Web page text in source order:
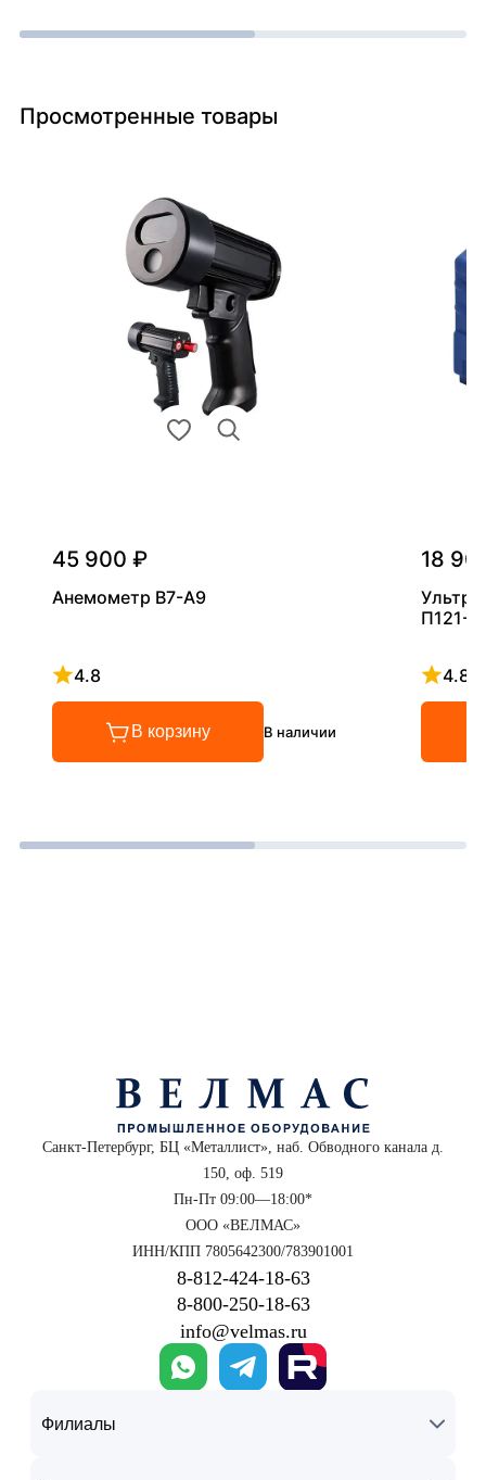
Просмотренные товары
45 900 ₽
Анемометр В7-А9
4.8
Рейтинг 4.8 из 5
В корзину В наличии
18
П121-
4.8
Санкт-Петербург, БЦ «Металлист», наб. Обводного канала д.
150, оф. 519
Пн-Пт 09:00—18:00*
ООО «ВЕЛМАС»
ИНН/КПП 7805642300/783901001
8‑812‑424‑18‑63
8‑800‑250‑18‑63
info@velmas.ru
Филиалы